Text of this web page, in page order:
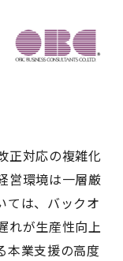
正対応の複雑化
営環境は一層厳
ては、バックオ
れが生産性向上
本業支援の高度